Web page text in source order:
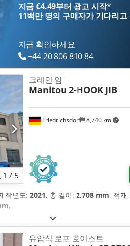
지금 €4.49부터 광고 시작*
11백만 명의 구매자가 기다리고
지금 확인하세요
+44 20 806 810 84
1 / 5
Friedrichsdorf 8,740 km
크레인 암
Manitou 2-HOOK JIB
작년도: 2021, 총 길이: 2,708 mm, 적재
,
유압식 로프 호이스트